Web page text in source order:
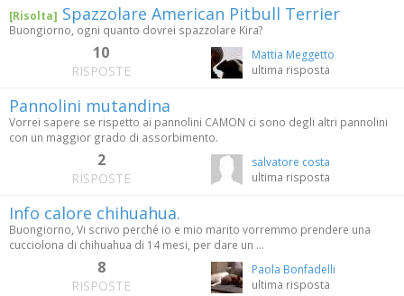
[Risolta] Spazzolare American Pitbull Terrier
Buongiorno, ogni quanto dovrei spazzolare Kira?
10
RISPOSTE
Mattia Meggetto
ultima risposta
Pannolini mutandina
Vorrei sapere se rispetto ai pannolini CAMON ci sono degli altri pannolini
con un maggior grado di assorbimento.
2
RISPOSTE
salvatore costa
ultima risposta
Info calore chihuahua.
Buongiorno, Vi scrivo perché io e mio marito vorremmo prendere una
cucciolona di chihuahua di 14 mesi, per dare un ...
8
RISPOSTE
Paola Bonfadelli
ultima risposta